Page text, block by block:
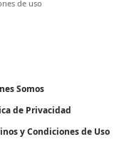
de uso
Somos
de Privacidad
y Condiciones de Uso